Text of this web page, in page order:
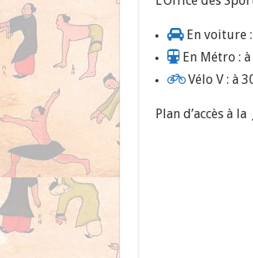
En voiture
En Métro : à
Vélo V : à
Plan d’accès à la